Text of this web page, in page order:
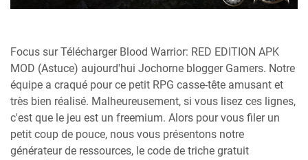
Focus sur Télécharger Blood Warrior: RED EDITION APK
MOD (Astuce) aujourd'hui Jochorne blogger Gamers. Notre
équipe a craqué pour ce petit RPG casse-tête amusant et
très bien réalisé. Malheureusement, si vous lisez ces lignes,
c'est que le jeu est un freemium. Alors pour vous filer un
petit coup de pouce, nous vous présentons notre
générateur de ressources, le code de triche gratuit